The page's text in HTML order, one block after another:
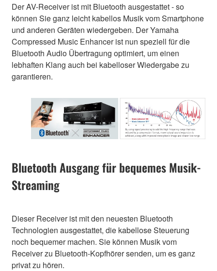
Der AV-Receiver ist mit Bluetooth ausgestattet - so
können Sie ganz leicht kabellos Musik vom Smartphone
und anderen Geräten wiedergeben. Der Yamaha
Compressed Music Enhancer ist nun speziell für die
Bluetooth Audio Übertragung optimiert, um einen
lebhaften Klang auch bei kabelloser Wiedergabe zu
garantieren.
Bluetooth Ausgang für bequemes Musik-
Streaming
Dieser Receiver ist mit den neuesten Bluetooth
Technologien ausgestattet, die kabellose Steuerung
noch bequemer machen. Sie können Musik vom
Receiver zu Bluetooth-Kopfhörer senden, um es ganz
privat zu hören.